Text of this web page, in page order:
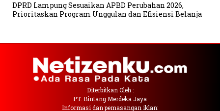
DPRD Lampung Sesuaikan APBD Perubahan 2026,
Prioritaskan Program Unggulan dan Efisiensi Belanja
Diterbitkan Oleh :
PT. Bintang Merdeka Jaya
Informasi dan pemasangan iklan: